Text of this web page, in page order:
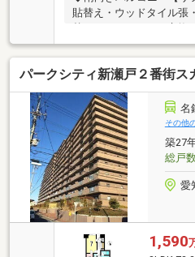
貼替え・ウッドタイル張
換・ハウスクリーニング
ョン】ニッカ不動産おす
取り・住宅設備機器を取
ます♪不動産ご紹介から
ートのニッカ不動産にお
パークシティ新瀬戸２番街ス
名
その他
築27
総戸
愛
1,590